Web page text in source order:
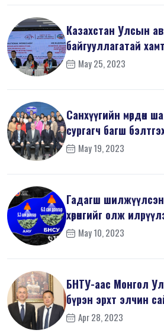
Казахстан Улсын
байгууллагатай
санамж...
May 25, 2023
Санхүүгийн мөрдөн
сургагч багш
May 19, 2023
Гадагш шилжүүлсэн
хөрөнгийг олж
May 10, 2023
БНТУ-аас Монгол
бүрэн эрхт элчин
Apr 28, 2023